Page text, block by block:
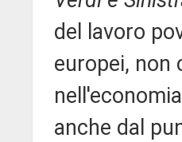
del lavoro
europei, non
anche dal